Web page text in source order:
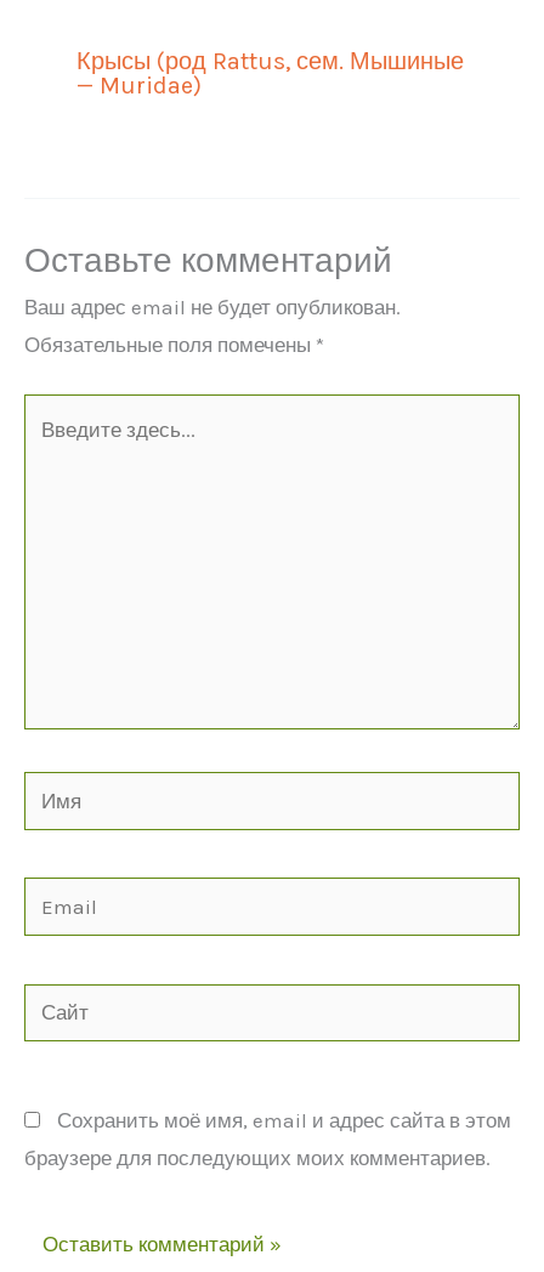
Крысы (род Rattus, сем. Мышиные
— Muridae)
Оставьте комментарий
Ваш адрес email не будет опубликован.
Обязательные поля помечены *
Имя
Сайт
Сохранить моё имя, email и адрес сайта в этом
браузере для последующих моих комментариев.